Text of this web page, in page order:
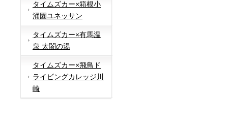
タイムズカー×箱根小
涌園ユネッサン
タイムズカー×有馬温
泉 太閤の湯
タイムズカー×飛鳥ド
ライビングカレッジ川
崎